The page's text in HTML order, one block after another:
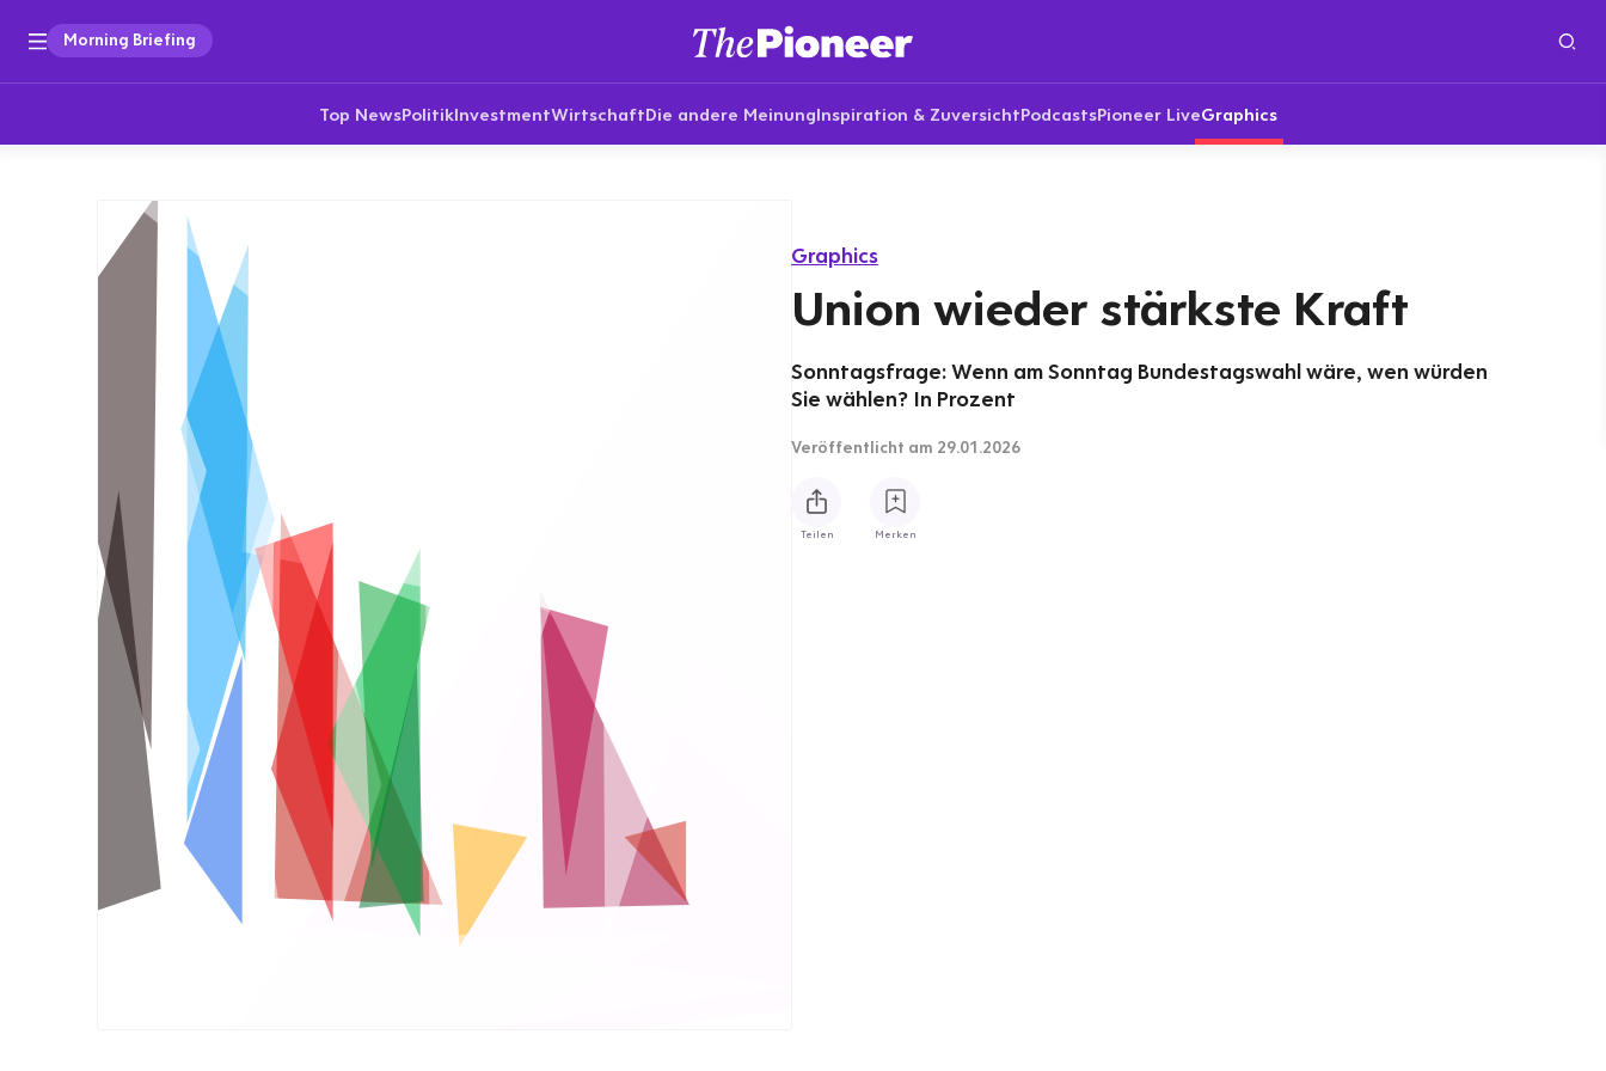
Morning Briefing
Top NewsPolitikInvestmentWirtschaftDie andere MeinungInspiration & ZuversichtPodcastsPioneer LiveGraphics
Graphics
Union wieder stärkste Kraft
Sonntagsfrage: Wenn am Sonntag Bundestagswahl wäre, wen würden
Sie wählen? In Prozent
Veröffentlicht am 29.01.2026
Teilen Merken